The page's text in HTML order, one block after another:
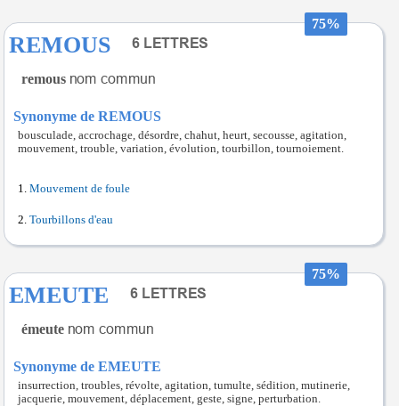
75%
REMOUS
remous
Synonyme de REMOUS
bousculade, accrochage, désordre, chahut, heurt, secousse, agitation,
mouvement, trouble, variation, évolution, tourbillon, tournoiement.
Mouvement de foule
Tourbillons d'eau
75%
EMEUTE
émeute
Synonyme de EMEUTE
insurrection, troubles, révolte, agitation, tumulte, sédition, mutinerie,
jacquerie, mouvement, déplacement, geste, signe, perturbation.